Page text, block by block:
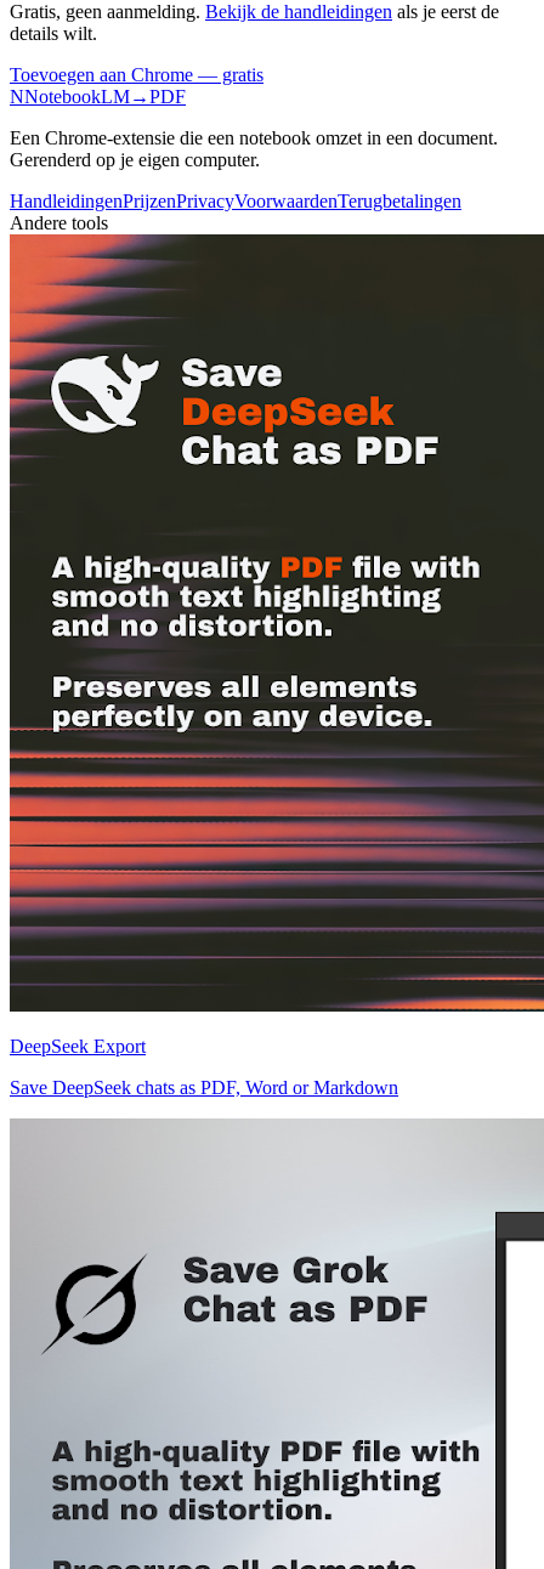
Gratis, geen aanmelding. Bekijk de handleidingen als je eerst de
details wilt.
Toevoegen aan Chrome — gratis
NNotebookLM→PDF
Een Chrome-extensie die een notebook omzet in een document.
Gerenderd op je eigen computer.
HandleidingenPrijzenPrivacyVoorwaardenTerugbetalingen
Andere tools
DeepSeek Export
Save DeepSeek chats as PDF, Word or Markdown